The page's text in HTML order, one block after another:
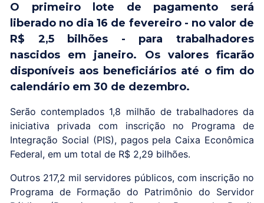
O primeiro lote de pagamento será
liberado no dia 16 de fevereiro - no valor de
R$ 2,5 bilhões - para trabalhadores
nascidos em janeiro. Os valores ficarão
disponíveis aos beneficiários até o fim do
calendário em 30 de dezembro.
Serão contemplados 1,8 milhão de trabalhadores da
iniciativa privada com inscrição no Programa de
Integração Social (PIS), pagos pela Caixa Econômica
Federal, em um total de R$ 2,29 bilhões.
Outros 217,2 mil servidores públicos, com inscrição no
Programa de Formação do Patrimônio do Servidor